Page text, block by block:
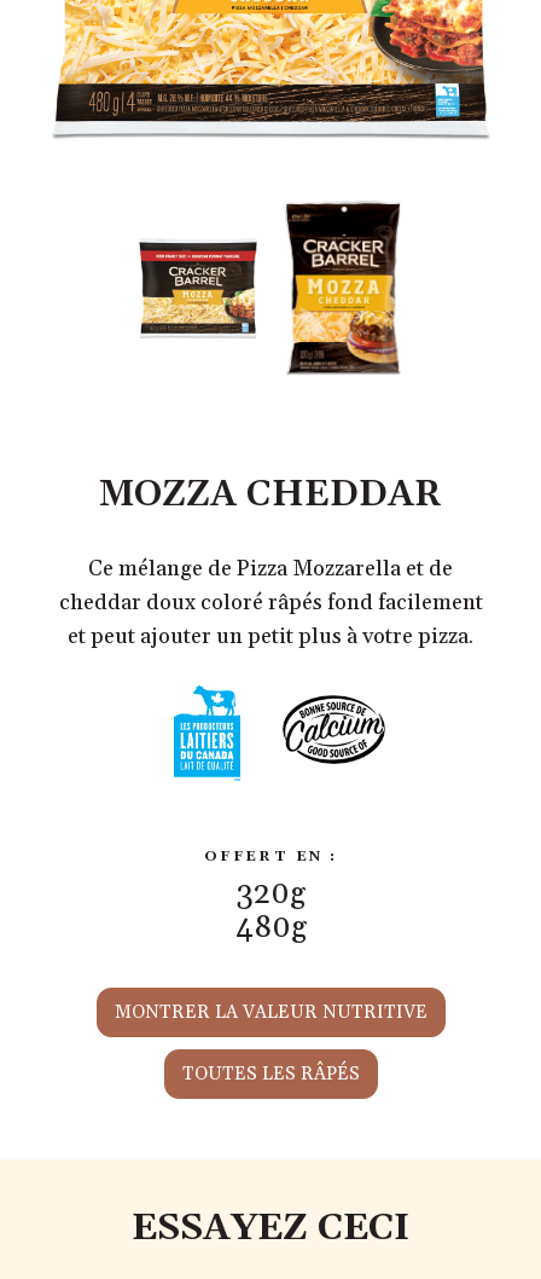
MOZZA CHEDDAR
Ce mélange de Pizza Mozzarella et de
cheddar doux coloré râpés fond facilement
et peut ajouter un petit plus à votre pizza.
OFFERT EN :
320g
480g
MONTRER LA VALEUR NUTRITIVE
TOUTES LES RÂPÉS
ESSAYEZ CECI